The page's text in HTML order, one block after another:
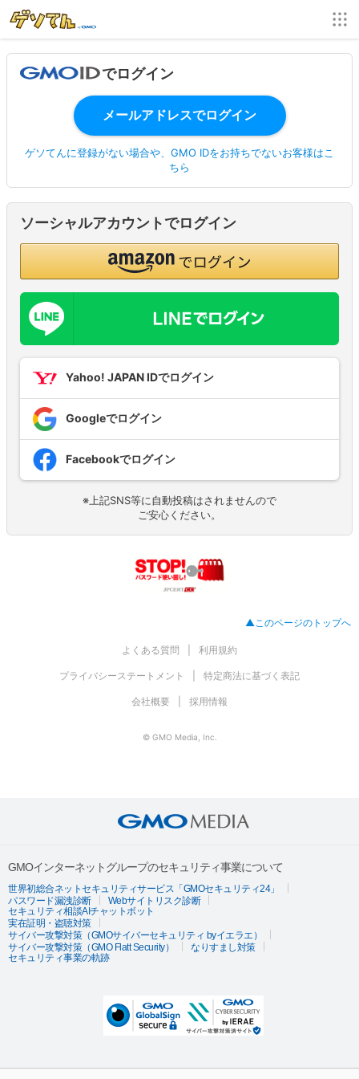
でログイン
ゲソてんに登録がない場合や、GMO IDをお持ちでないお客様はこ
ちら
ソーシャルアカウントでログイン
Yahoo! JAPAN IDでログイン
Googleでログイン
Facebookでログイン
※上記SNS等に自動投稿はされませんので
ご安心ください。
▲このページのトップへ
よくある質問 利用規約
プライバシーステートメント 特定商法に基づく表記
会社概要 採用情報
© GMO Media, Inc.
GMOインターネットグループのセキュリティ事業について
世界初総合ネットセキュリティサービス「GMOセキュリティ24」
パスワード漏洩診断
Webサイトリスク診断
セキュリティ相談AIチャットボット
実在証明・盗聴対策
サイバー攻撃対策（GMOサイバーセキュリティ byイエラエ）
サイバー攻撃対策（GMO Flatt Security）
なりすまし対策
セキュリティ事業の軌跡